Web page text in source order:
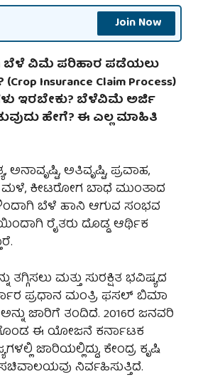
Join Now
ಬೆಳೆ ವಿಮೆ ಪರಿಹಾರ ಪಡೆಯಲು
Insurance Claim Process)
ಇರಬೇಕು? ಬೆಳೆವಿಮೆ ಅರ್ಜಿ
ಹೇಗೆ? ಈ ಎಲ್ಲ ಮಾಹಿತಿ
ಅತಿವೃಷ್ಟಿ, ಪ್ರವಾಹ,
ಮಳೆ, ಕೀಟರೋಗ ಬಾಧೆ ಮುಂತಾದ
ಬೆಳೆ ಹಾನಿ ಆಗುವ ಸಂಭವ
ರೈತರು ದೊಡ್ಡ ಆರ್ಥಿಕ
ತಗ್ಗಿಸಲು ಮತ್ತು ಸುರಕ್ಷಿತ ಭವಿಷ್ಯದ
ಪ್ರಧಾನ ಮಂತ್ರಿ ಫಸಲ್ ಬಿಮಾ
ಜಾರಿಗೆ ತಂದಿದೆ. 2016ರ ಜನವರಿ
ಈ ಯೋಜನೆ ಕರ್ನಾಟಕ
ಜಾರಿಯಲ್ಲಿದ್ದು, ಕೇಂದ್ರ ಕೃಷಿ
ಸಚಿವಾಲಯವು ನಿರ್ವಹಿಸುತ್ತಿದೆ.